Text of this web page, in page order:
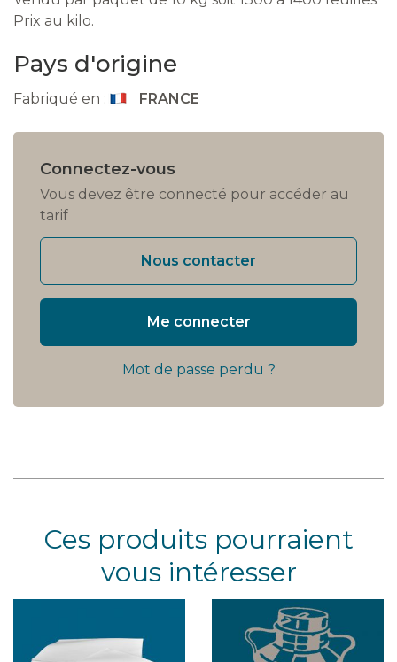
Prix au kilo.
Pays d'origine
Fabriqué en : FRANCE
Connectez-vous
Vous devez être connecté pour accéder au
tarif
Nous contacter
Me connecter
Mot de passe perdu ?
Ces produits pourraient
vous intéresser